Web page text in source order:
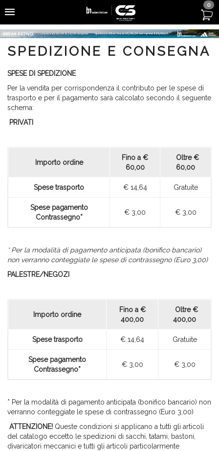
0
SPEDIZIONE E CONSEGNA
SPESE DI SPEDIZIONE
Per la vendita per corrispondenza il contributo per le spese di
trasporto e per il pagamento sarà calcolato secondo il seguente
schema:
PRIVATI
Importo ordine
Fino a €
60,00
Oltre €
60,00
Spese trasporto € 14,64 Gratuite
Spese pagamento
Contrassegno*
€ 3,00 € 3,00
* Per la modalità di pagamento anticipata (bonifico bancario)
non verranno conteggiate le spese di contrassegno (Euro 3,00)
PALESTRE/NEGOZI
Importo ordine
Fino a €
400,00
Oltre €
400,00
Spese trasporto € 14,64 Gratuite
Spese pagamento
Contrassegno*
€ 3,00 € 3,00
* Per la modalità di pagamento anticipata (bonifico bancario) non
verranno conteggiate le spese di contrassegno (Euro 3,00)
ATTENZIONE! Queste condizioni si applicano a tutti gli articoli
del catalogo eccetto le spedizioni di sacchi, tatami, bastoni,
divaricatori meccanici e tutti gli articoli particolarmente